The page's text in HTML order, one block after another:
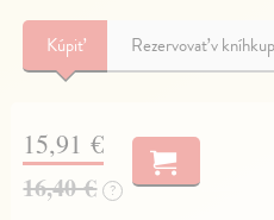
Kúpiť Rezervovať v
15,91 €
16,40 € ?